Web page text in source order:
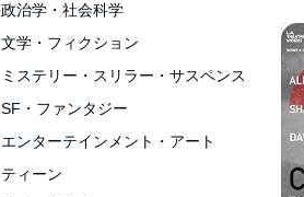
政治学・社会科学
文学・フィクション
ミステリー・スリラー・サスペンス
SF・ファンタジー
エンターテインメント・アート
ティーン